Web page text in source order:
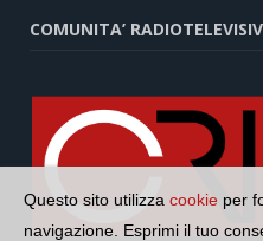
COMUNITA’
Questo sito utilizza cookie per
navigazione. Esprimi il tuo